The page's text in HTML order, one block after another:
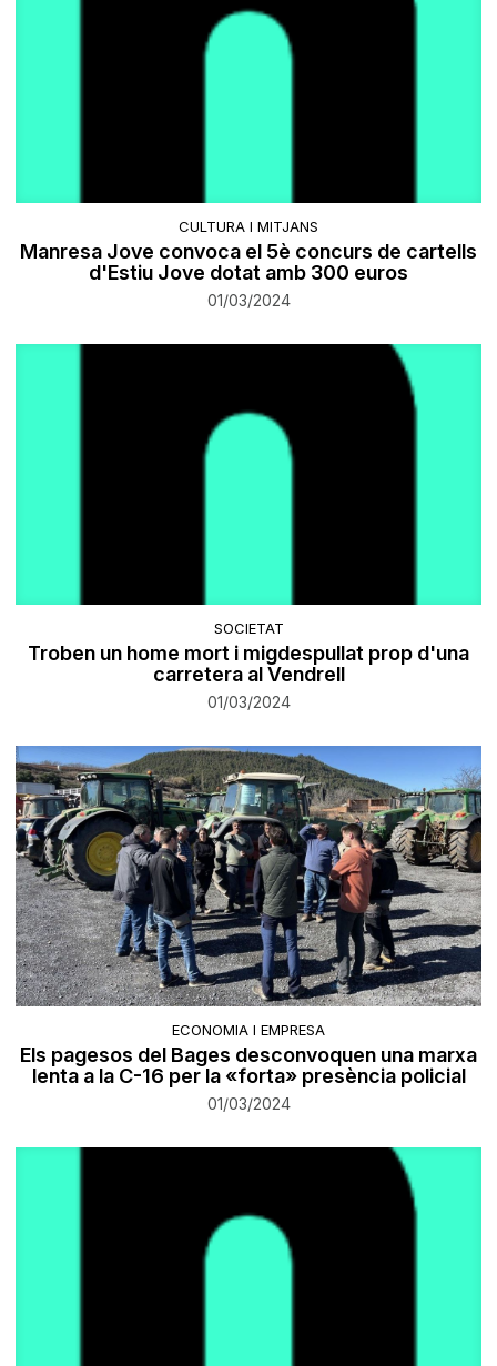
CULTURA I MITJANS
Manresa Jove convoca el 5è concurs de cartells
d'Estiu Jove dotat amb 300 euros
01/03/2024
SOCIETAT
Troben un home mort i migdespullat prop d'una
carretera al Vendrell
01/03/2024
ECONOMIA I EMPRESA
Els pagesos del Bages desconvoquen una marxa
lenta a la C-16 per la «forta» presència policial
01/03/2024